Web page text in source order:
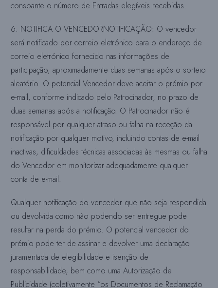
consoante o número de Entradas elegíveis recebidas.
6. NOTIFICA O VENCEDORNOTIFICAÇÃO: O vencedor
será notificado por correio eletrónico para o endereço de
correio eletrónico fornecido nas informações de
participação, aproximadamente duas semanas após o sorteio
aleatório. O potencial Vencedor deve aceitar o prémio por
e-mail, conforme indicado pelo Patrocinador, no prazo de
duas semanas após a notificação. O Patrocinador não é
responsável por qualquer atraso ou falha na receção da
notificação por qualquer motivo, incluindo contas de e-mail
inactivas, dificuldades técnicas associadas às mesmas ou falha
do Vencedor em monitorizar adequadamente qualquer
conta de e-mail.
Qualquer notificação do vencedor que não seja respondida
ou devolvida como não podendo ser entregue pode
resultar na perda do prémio. O potencial vencedor do
prémio pode ter de assinar e devolver uma declaração
juramentada de elegibilidade e isenção de
responsabilidade, bem como uma Autorização de
Publicidade (coletivamente “os Documentos de Reclamação